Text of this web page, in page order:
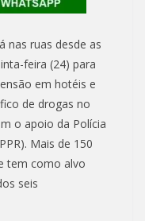
nas ruas desde as
feira (24) para
em hotéis e
de drogas no
o apoio da Polícia
Mais de 150
tem como alvo
seis